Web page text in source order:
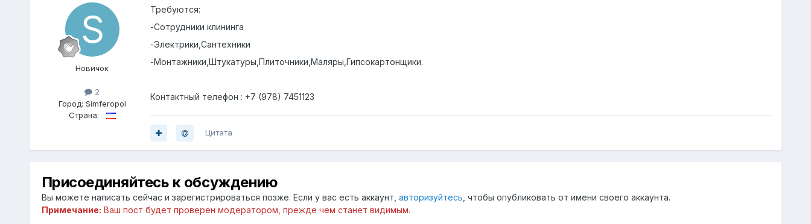
Новичок
2
Город: Simferopol
Страна:
Требуются:
-Сотрудники клининга
-Электрики,Сантехники
-Монтажники,Штукатуры,Плиточники,Маляры,Гипсокартонщики.
Контактный телефон : +7 (978) 7451123
Цитата
Присоединяйтесь к обсуждению
Вы можете написать сейчас и зарегистрироваться позже. Если у вас есть аккаунт, авторизуйтесь , чтобы опубликовать от имени своего аккаунта.
Примечание: Ваш пост будет проверен модератором, прежде чем станет видимым.